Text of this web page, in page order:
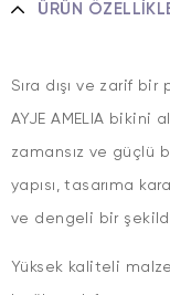
ÜRÜN
Sıra dışı ve zarif
AYJE AMELIA bikini
zamansız ve güçlü
yapısı, tasarıma
ve dengeli bir
Yüksek kaliteli